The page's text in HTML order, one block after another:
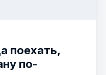
поехать,
по-